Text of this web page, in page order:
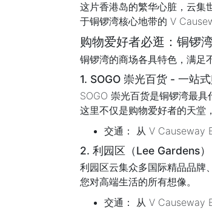
这片香港岛的繁华心脏，云集
于铜锣湾核心地带的 V
购物爱好者必逛：铜锣
铜锣湾的商场各具特色，满足
1. SOGO 崇光百货 - 一站
SOGO 崇光百货是铜锣湾最
这里不仅是购物爱好者的天堂
交通： 从 V Causeway
2. 利园区（Lee Gardens
利园区云集众多国际精品品牌
您对高端生活的所有想像。
交通： 从 V Causeway